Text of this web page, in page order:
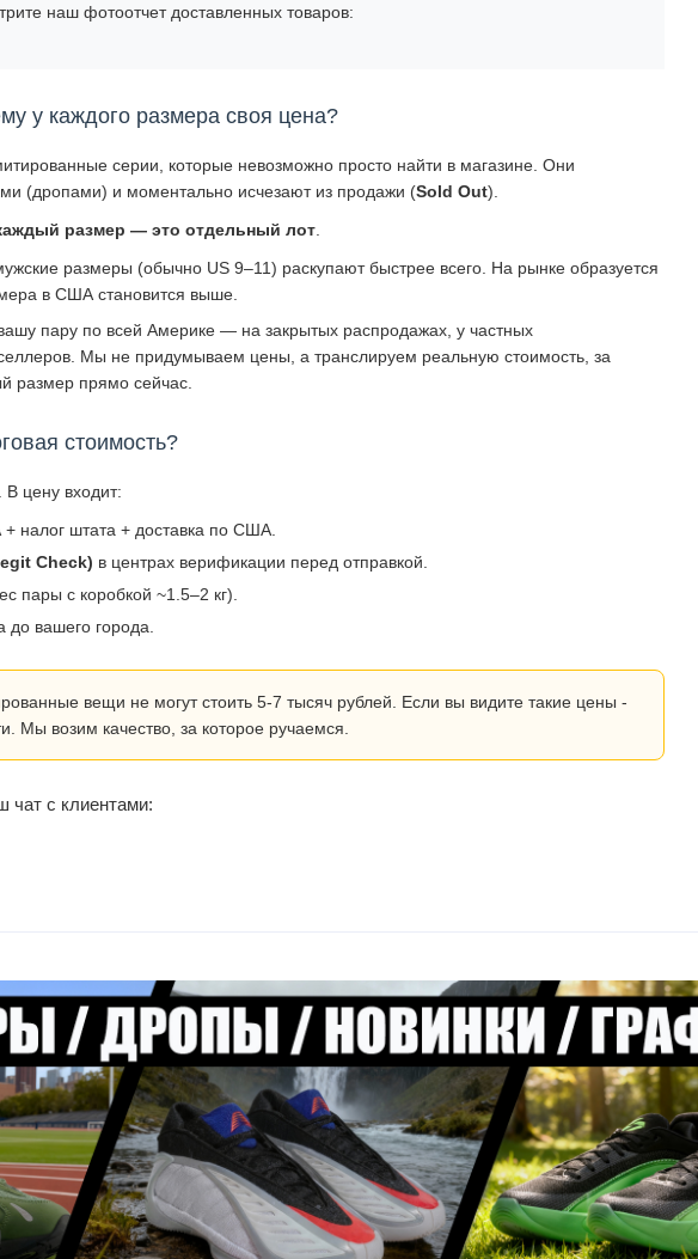
наш фотоотчет доставленных товаров:
у каждого размера своя цена?
серии, которые невозможно просто найти в магазине. Они
(дропами) и моментально исчезают из продажи (Sold Out).
размер — это отдельный лот
размеры (обычно US 9–11) раскупают быстрее всего. На рынке образуется
в США становится выше.
пару по всей Америке — на закрытых распродажах, у частных
Мы не придумываем цены, а транслируем реальную стоимость, за
размер прямо сейчас.
стоимость?
. В цену входит:
налог штата + доставка по США.
Check) в центрах верификации перед отправкой.
пары с коробкой ~1.5–2 кг).
до вашего города.
вещи не могут стоить 5-7 тысяч рублей. Если вы видите такие цены -
Мы возим качество, за которое ручаемся.
чат с клиентами: